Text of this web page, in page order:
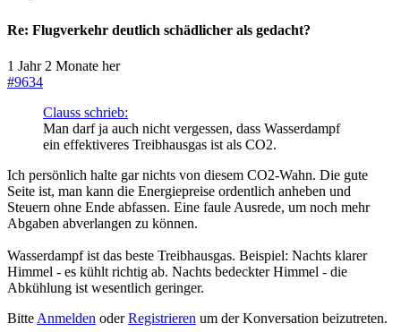
Re: Flugverkehr deutlich schädlicher als gedacht?
1 Jahr 2 Monate her
#9634
Clauss schrieb:
Man darf ja auch nicht vergessen, dass Wasserdampf
ein effektiveres Treibhausgas ist als CO2.
Ich persönlich halte gar nichts von diesem CO2-Wahn. Die gute
Seite ist, man kann die Energiepreise ordentlich anheben und
Steuern ohne Ende abfassen. Eine faule Ausrede, um noch mehr
Abgaben abverlangen zu können.
Wasserdampf ist das beste Treibhausgas. Beispiel: Nachts klarer
Himmel - es kühlt richtig ab. Nachts bedeckter Himmel - die
Abkühlung ist wesentlich geringer.
Bitte Anmelden oderRegistrieren um der Konversation beizutreten.